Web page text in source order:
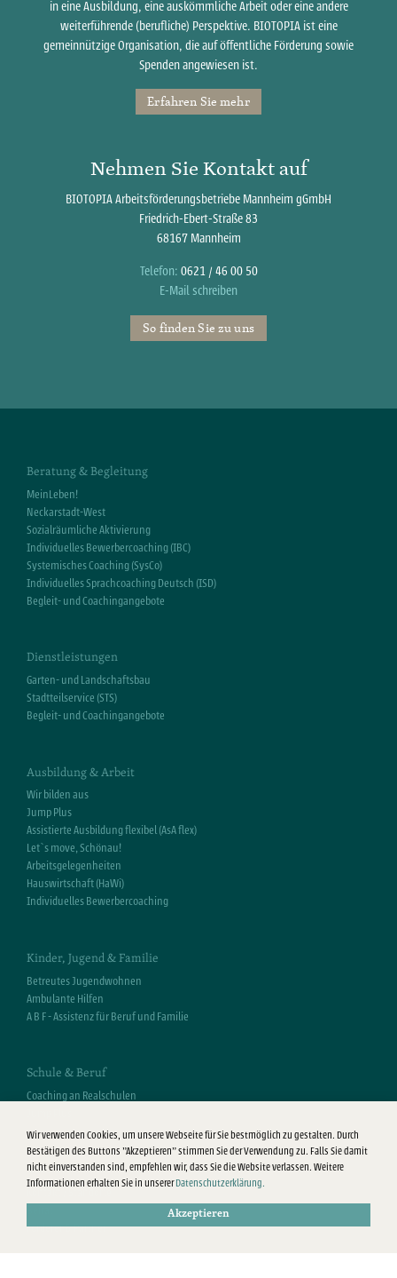
in eine Ausbildung, eine auskömmliche Arbeit oder eine andere
weiterführende (berufliche) Perspektive. BIOTOPIA ist eine
gemeinnützige Organisation, die auf öffentliche Förderung sowie
Spenden angewiesen ist.
Erfahren Sie mehr
Nehmen Sie Kontakt auf
BIOTOPIA Arbeitsförderungsbetriebe Mannheim gGmbH
Friedrich-Ebert-Straße 83
68167 Mannheim
Telefon: 0621 / 46 00 50
E-Mail schreiben
So finden Sie zu uns
Beratung & Begleitung
MeinLeben!
Neckarstadt-West
Sozialräumliche Aktivierung
Individuelles Bewerbercoaching (IBC)
Systemisches Coaching (SysCo)
Individuelles Sprachcoaching Deutsch (ISD)
Begleit- und Coachingangebote
Dienstleistungen
Garten- und Landschaftsbau
Stadtteilservice (STS)
Begleit- und Coachingangebote
Ausbildung & Arbeit
Wir bilden aus
Jump Plus
Assistierte Ausbildung flexibel (AsA flex)
Let`s move, Schönau!
Arbeitsgelegenheiten
Hauswirtschaft (HaWi)
Individuelles Bewerbercoaching
Kinder, Jugend & Familie
Betreutes Jugendwohnen
Ambulante Hilfen
A B F - Assistenz für Beruf und Familie
Schule & Beruf
Coaching an Realschulen
Über BIOTOPIA
Förderer & Partner
Wir verwenden Cookies, um unsere Webseite für Sie bestmöglich zu gestalten. Durch
Bestätigen des Buttons "Akzeptieren" stimmen Sie der Verwendung zu. Falls Sie damit
nicht einverstanden sind, empfehlen wir, dass Sie die Website verlassen. Weitere
Informationen erhalten Sie in unsererDatenschutzerklärung.
Akzeptieren